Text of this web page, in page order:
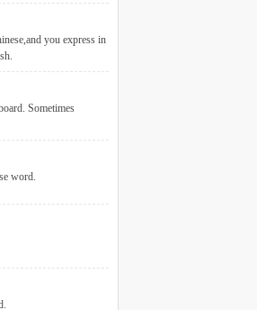
you express in
Sometimes
word.